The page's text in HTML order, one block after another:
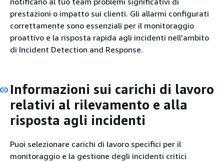
prestazioni o impatto sui clienti. Gli allarmi configurati
correttamente sono essenziali per il monitoraggio
proattivo e la risposta rapida agli incidenti nell'ambito
di Incident Detection and Response.
Informazioni sui carichi di lavoro
relativi al rilevamento e alla
risposta agli incidenti
Puoi selezionare carichi di lavoro specifici per il
monitoraggio e la gestione degli incidenti critici